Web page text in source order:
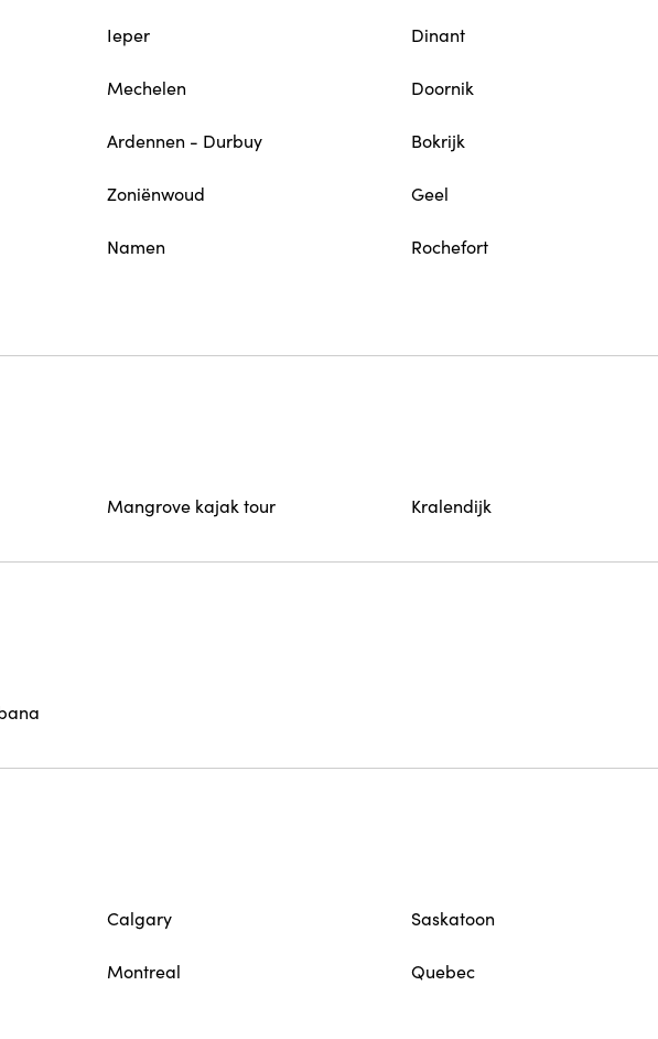
Ieper Dinant
Mechelen Doornik
Ardennen - Durbuy Bokrijk
Zoniënwoud Geel
Namen Rochefort
Mangrove kajak tour Kralendijk
Calgary Saskatoon
Montreal Quebec